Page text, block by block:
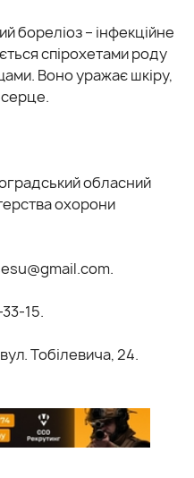
бореліоз – інфекційне
спірохетами роду
Воно уражає шкіру,
серце.
обласний
охорони
15.
Тобілевича, 24.